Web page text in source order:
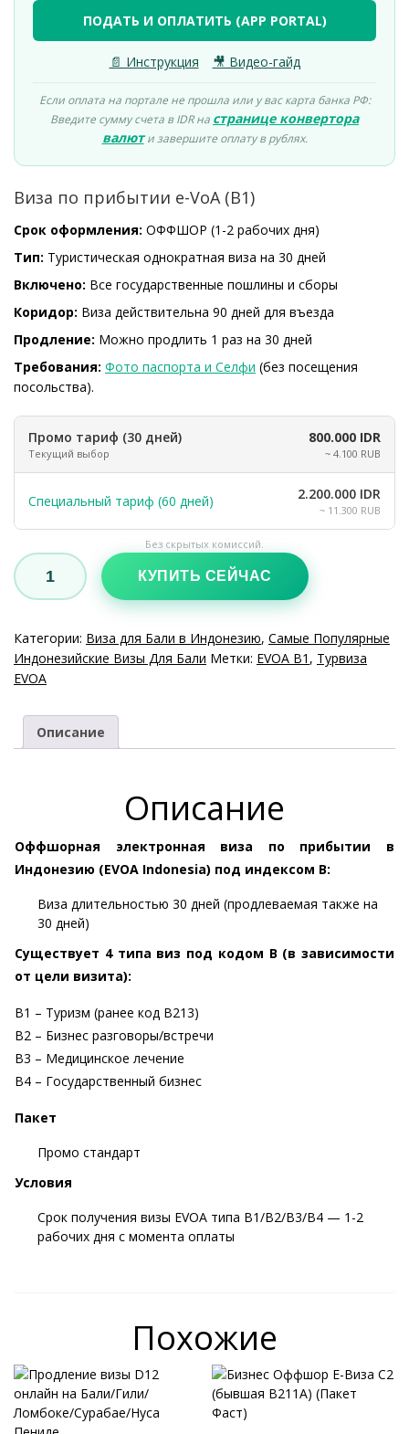
ПОДАТЬ И ОПЛАТИТЬ (APP PORTAL)
📄 Инструкция 🎥 Видео-гайд
Если оплата на портале не прошла или у вас карта банка РФ:
Введите сумму счета в IDR на странице конвертора
валюти завершите оплату в рублях.
Виза по прибытии e-VoA (B1)
Срок оформления: ОФФШОР (1-2 рабочих дня)
Тип: Туристическая однократная виза на 30 дней
Включено: Все государственные пошлины и сборы
Коридор: Виза действительна 90 дней для въезда
Продление: Можно продлить 1 раз на 30 дней
Требования: Фото паспорта и Селфи (без посещения
посольства).
Промо тариф (30 дней)
Текущий выбор
800.000 IDR
~ 4.100 RUB
Специальный тариф (60 дней) 2.200.000 IDR
~ 11.300 RUB
Без скрытых комиссий.
КУПИТЬ СЕЙЧАС
Категории: Виза для Бали в Индонезию, Самые Популярные
Индонезийские Визы Для Бали Метки: EVOA B1 , Турвиза
EVOA
Описание
Описание
Оффшорная электронная виза по прибытии в
Индонезию (EVOA Indonesia) под индексом B:
Виза длительностью 30 дней (продлеваемая также на
30 дней)
Существует 4 типа виз под кодом B (в зависимости
от цели визита):
B1 – Туризм (ранее код B213)
B2 – Бизнес разговоры/встречи
B3 – Медицинское лечение
B4 – Государственный бизнес
Пакет
Промо стандарт
Условия
Срок получения визы EVOA типа B1/B2/B3/B4 — 1-2
рабочих дня с момента оплаты
Похожие